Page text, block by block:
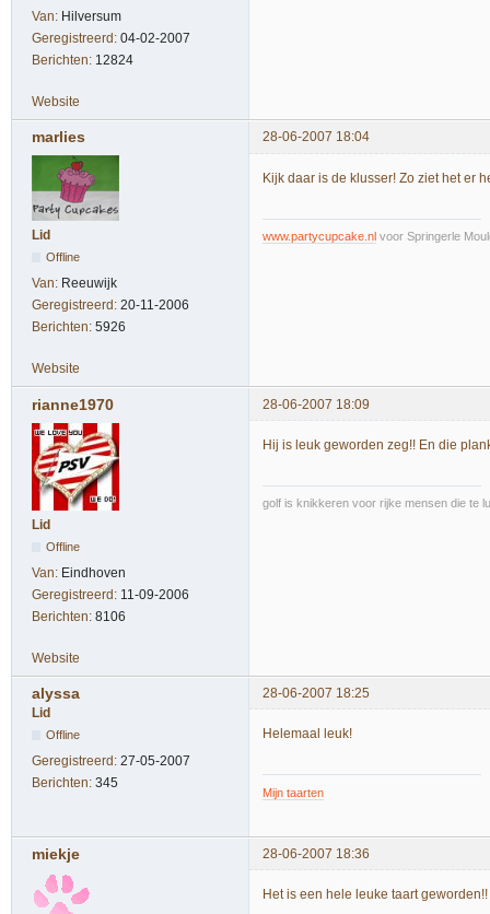
Van: Hilversum
Geregistreerd: 04-02-2007
Berichten: 12824
Website
marlies 28-06-2007 18:04
Lid
Offline
Van: Reeuwijk
Geregistreerd: 20-11-2006
Berichten: 5926
Kijk daar is de klusser! Zo ziet het er
www.partycupcake.nl voor Springerle
Website
rianne1970 28-06-2007 18:09
Lid
Offline
Van: Eindhoven
Geregistreerd: 11-09-2006
Berichten: 8106
Hij is leuk geworden zeg!! En die
golf is knikkeren voor rijke mensen die te
Website
alyssa
28-06-2007 18:25
Lid
Offline
Geregistreerd: 27-05-2007
Berichten: 345
Helemaal leuk!
Mijn taarten
miekje 28-06-2007 18:36
Het is een hele leuke taart